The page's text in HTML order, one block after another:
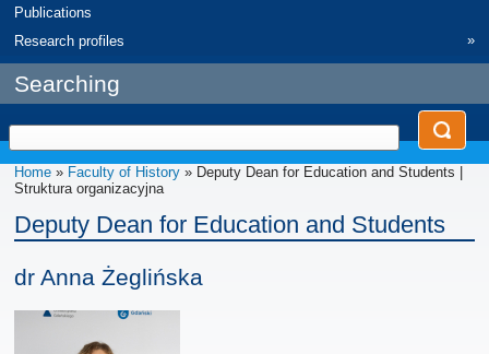
Publications
Research profiles
»
Searching
Home » Faculty of History » Deputy Dean for Education and Students |
Struktura organizacyjna
Deputy Dean for Education and Students
dr Anna Żeglińska